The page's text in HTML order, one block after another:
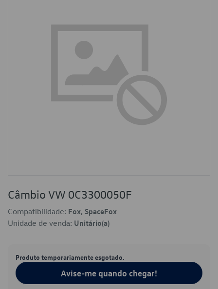
Câmbio VW 0C3300050F
Compatibilidade: Fox, SpaceFox
Unidade de venda: Unitário(a)
Produto temporariamente esgotado.
Avise-me quando chegar!